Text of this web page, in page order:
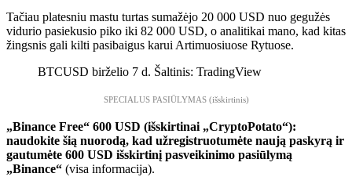
Tačiau platesniu mastu turtas sumažėjo 20 000 USD nuo gegužės
vidurio pasiekusio piko iki 82 000 USD, o analitikai mano, kad kitas
žingsnis gali kilti pasibaigus karui Artimuosiuose Rytuose.
BTCUSD birželio 7 d. Šaltinis: TradingView
SPECIALUS PASIŪLYMAS (išskirtinis)
„Binance Free“ 600 USD (išskirtinai „CryptoPotato“):
naudokite šią nuorodą, kad užregistruotumėte naują paskyrą ir
gautumėte 600 USD išskirtinį pasveikinimo pasiūlymą
„Binance“ (visa informacija).